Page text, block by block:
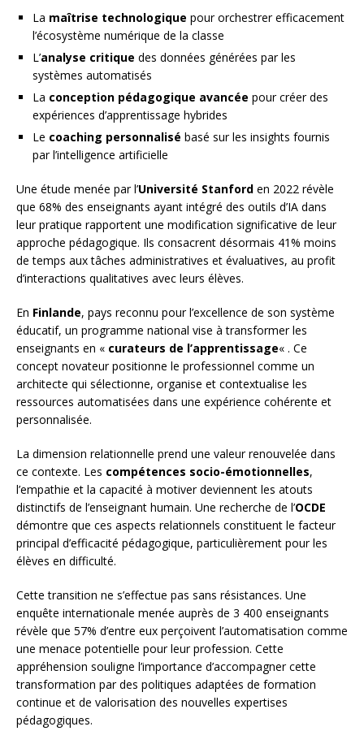
La maîtrise technologique pour orchestrer efficacement
l’écosystème numérique de la classe
L’analyse critique des données générées par les
systèmes automatisés
La conception pédagogique avancée pour créer des
expériences d’apprentissage hybrides
Le coaching personnalisé basé sur les insights fournis
par l’intelligence artificielle
Une étude menée par l’Université Stanford en 2022 révèle
que 68% des enseignants ayant intégré des outils d’IA dans
leur pratique rapportent une modification significative de leur
approche pédagogique. Ils consacrent désormais 41% moins
de temps aux tâches administratives et évaluatives, au profit
d’interactions qualitatives avec leurs élèves.
En Finlande, pays reconnu pour l’excellence de son système
éducatif, un programme national vise à transformer les
enseignants en « curateurs de l’apprentissage« . Ce
concept novateur positionne le professionnel comme un
architecte qui sélectionne, organise et contextualise les
ressources automatisées dans une expérience cohérente et
personnalisée.
La dimension relationnelle prend une valeur renouvelée dans
ce contexte. Les compétences socio-émotionnelles,
l’empathie et la capacité à motiver deviennent les atouts
distinctifs de l’enseignant humain. Une recherche de l’OCDE
démontre que ces aspects relationnels constituent le facteur
principal d’efficacité pédagogique, particulièrement pour les
élèves en difficulté.
Cette transition ne s’effectue pas sans résistances. Une
enquête internationale menée auprès de 3 400 enseignants
révèle que 57% d’entre eux perçoivent l’automatisation comme
une menace potentielle pour leur profession. Cette
appréhension souligne l’importance d’accompagner cette
transformation par des politiques adaptées de formation
continue et de valorisation des nouvelles expertises
pédagogiques.